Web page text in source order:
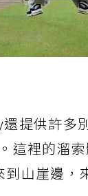
提供許多
這裡的溜
山崖邊